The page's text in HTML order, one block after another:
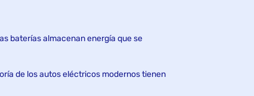
baterías almacenan energía que se
de los autos eléctricos modernos tienen